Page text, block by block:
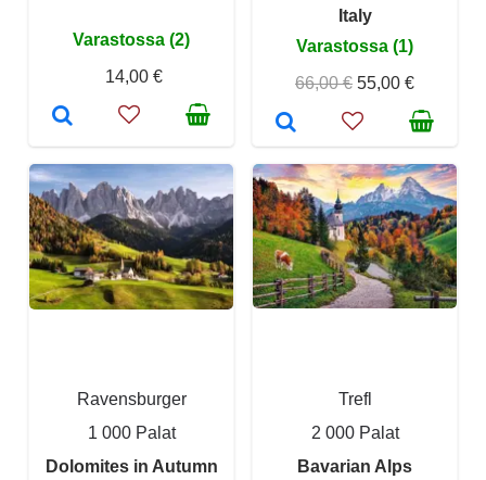
Varastossa (2)
14,00 €
Italy
Varastossa (1)
66,00 € 55,00 €
Ravensburger
1 000 Palat
Dolomites in Autumn
Trefl
2 000 Palat
Bavarian Alps